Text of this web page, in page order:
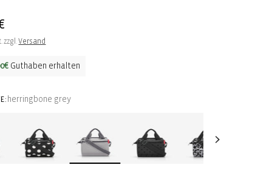
zzgl.Versand
Guthaben erhalten
herringbone grey